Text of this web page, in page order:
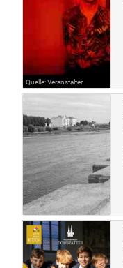
Quelle: Veranstalter
Quelle: Veranstalter